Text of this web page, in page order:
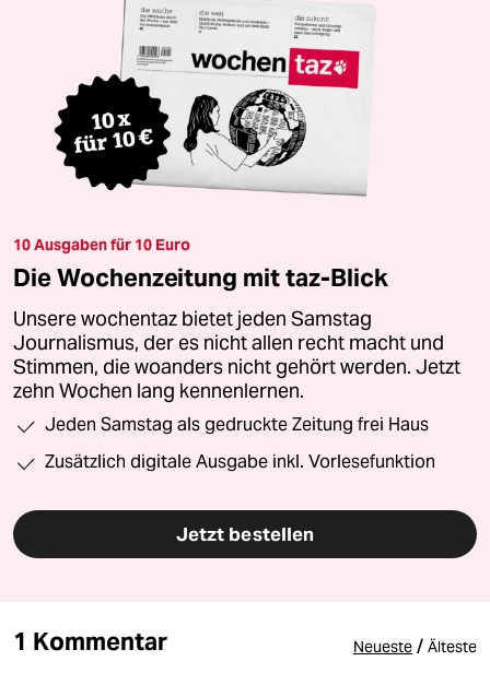
10 Ausgaben für 10 Euro
Die Wochenzeitung mit taz-Blick
Unsere wochentaz bietet jeden Samstag
Journalismus, der es nicht allen recht macht und
Stimmen, die woanders nicht gehört werden. Jetzt
zehn Wochen lang kennenlernen.
Jeden Samstag als gedruckte Zeitung frei Haus
Zusätzlich digitale Ausgabe inkl. Vorlesefunktion
Jetzt bestellen
1 Kommentar Neueste / Älteste